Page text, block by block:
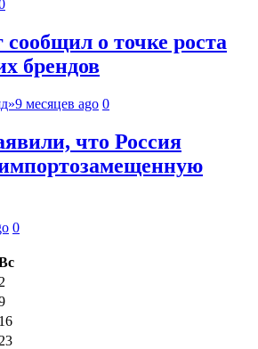
о точке роста
брендов
9 месяцев ago 0
что Россия
0
2
16
23